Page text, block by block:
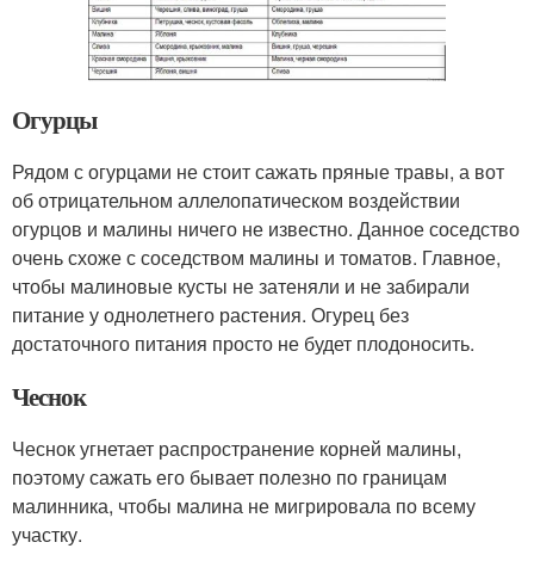
Огурцы
Рядом с огурцами не стоит сажать пряные травы, а вот
об отрицательном аллелопатическом воздействии
огурцов и малины ничего не известно. Данное соседство
очень схоже с соседством малины и томатов. Главное,
чтобы малиновые кусты не затеняли и не забирали
питание у однолетнего растения. Огурец без
достаточного питания просто не будет плодоносить.
Чеснок
Чеснок угнетает распространение корней малины,
поэтому сажать его бывает полезно по границам
малинника, чтобы малина не мигрировала по всему
участку.